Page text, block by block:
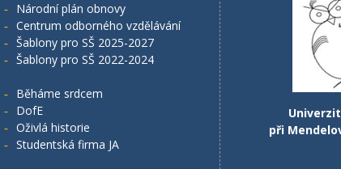
Národní plán obnovy
Centrum odborného vzdělávání
Šablony pro SŠ 2025-2027
Šablony pro SŠ 2022-2024
Běháme srdcem
DofE
Oživlá historie
Studentská firma JA
při